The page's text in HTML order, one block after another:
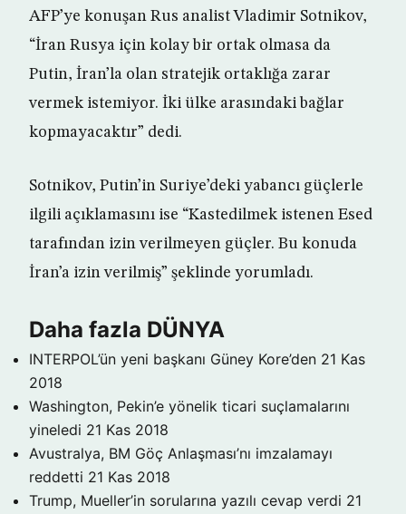
AFP’ye konuşan Rus analist Vladimir Sotnikov,
“İran Rusya için kolay bir ortak olmasa da
Putin, İran’la olan stratejik ortaklığa zarar
vermek istemiyor. İki ülke arasındaki bağlar
kopmayacaktır” dedi.
Sotnikov, Putin’in Suriye’deki yabancı güçlerle
ilgili açıklamasını ise “Kastedilmek istenen Esed
tarafından izin verilmeyen güçler. Bu konuda
İran’a izin verilmiş” şeklinde yorumladı.
Daha fazla DÜNYA
INTERPOL’ün yeni başkanı Güney Kore’den 21 Kas
2018
Washington, Pekin’e yönelik ticari suçlamalarını
yineledi 21 Kas 2018
Avustralya, BM Göç Anlaşması’nı imzalamayı
reddetti 21 Kas 2018
Trump, Mueller’in sorularına yazılı cevap verdi 21